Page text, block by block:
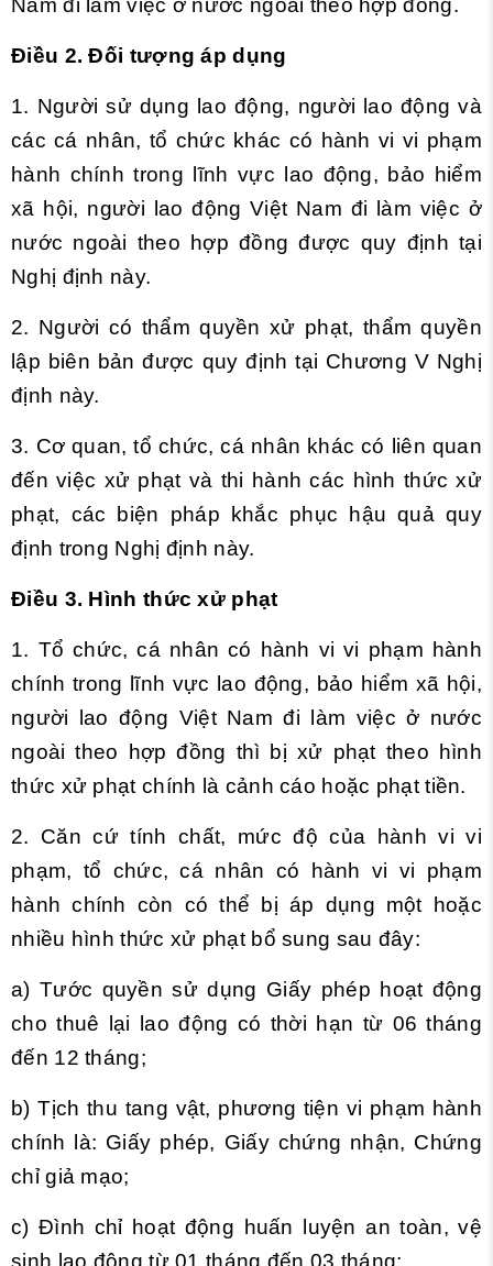
Nam đi làm việc ở nước ngoài theo hợp đồng.
Điều 2. Đối tượng áp dụng
1. Người sử dụng lao động, người lao động và
các cá nhân, tổ chức khác có hành vi vi phạm
hành chính trong lĩnh vực lao động, bảo hiểm
xã hội, người lao động Việt Nam đi làm việc ở
nước ngoài theo hợp đồng được quy định tại
Nghị định này.
2. Người có thẩm quyền xử phạt, thẩm quyền
lập biên bản được quy định tại Chương V Nghị
định này.
3. Cơ quan, tổ chức, cá nhân khác có liên quan
đến việc xử phạt và thi hành các hình thức xử
phạt, các biện pháp khắc phục hậu quả quy
định trong Nghị định này.
Điều 3. Hình thức xử phạt
1. Tổ chức, cá nhân có hành vi vi phạm hành
chính trong lĩnh vực lao động, bảo hiểm xã hội,
người lao động Việt Nam đi làm việc ở nước
ngoài theo hợp đồng thì bị xử phạt theo hình
thức xử phạt chính là cảnh cáo hoặc phạt tiền.
2. Căn cứ tính chất, mức độ của hành vi vi
phạm, tổ chức, cá nhân có hành vi vi phạm
hành chính còn có thể bị áp dụng một hoặc
nhiều hình thức xử phạt bổ sung sau đây:
a) Tước quyền sử dụng Giấy phép hoạt động
cho thuê lại lao động có thời hạn từ 06 tháng
đến 12 tháng;
b) Tịch thu tang vật, phương tiện vi phạm hành
chính là: Giấy phép, Giấy chứng nhận, Chứng
chỉ giả mạo;
c) Đình chỉ hoạt động huấn luyện an toàn, vệ
sinh lao động từ 01 tháng đến 03 tháng;